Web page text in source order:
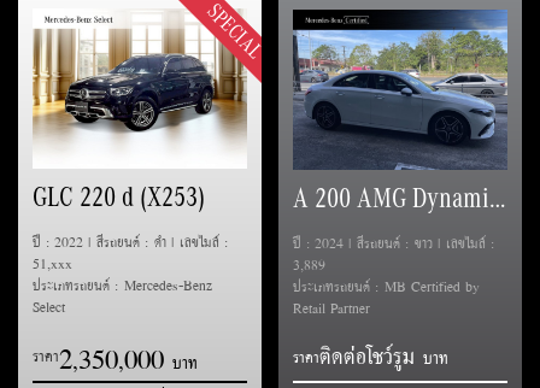
SPECIAL
GLC 220 d (X253)
ปี : 2022 | สีรถยนต์ : ดำ | เลขไมล์ :
51,xxx
ประเภทรถยนต์ : Mercedes-Benz
Select
ราคา2,350,000
A 200 AMG Dynamic (V177)
ปี : 2024 | สีรถยนต์ : ขาว | เลขไมล์ :
3,889
ประเภทรถยนต์ : MB Certified by
Retail Partner
ราคาติดต่อโชว์รูม